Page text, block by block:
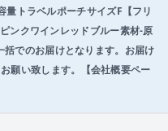
トラベルポーチサイズF【フリ
ンクワインレッドブルー素材-原
でのお届けとなります。お届け
願い致します。【会社概要ペー